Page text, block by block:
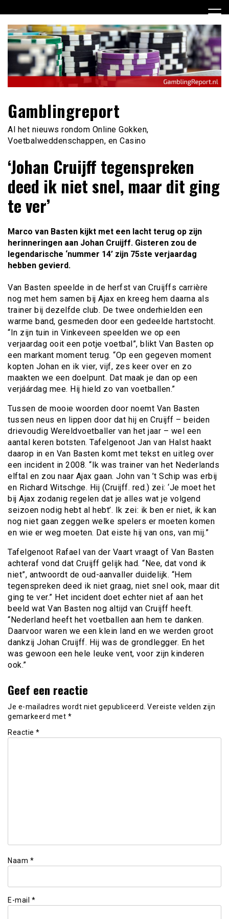
naar
inhoud
Gamblingreport
Al het nieuws rondom Online Gokken,
Voetbalweddenschappen, en Casino
‘Johan Cruijff tegenspreken
deed ik niet snel, maar dit ging
te ver’
Marco van Basten kijkt met een lacht terug op zijn
herinneringen aan Johan Cruijff. Gisteren zou de
legendarische ‘nummer 14’ zijn 75ste verjaardag
hebben gevierd.
Van Basten speelde in de herfst van Cruijffs carrière
nog met hem samen bij Ajax en kreeg hem daarna als
trainer bij dezelfde club. De twee onderhielden een
warme band, gesmeden door een gedeelde hartstocht.
“In zijn tuin in Vinkeveen speelden we op een
verjaardag ooit een potje voetbal”, blikt Van Basten op
een markant moment terug. “Op een gegeven moment
kopten Johan en ik vier, vijf, zes keer over en zo
maakten we een doelpunt. Dat maak je dan op een
verjáárdag mee. Hij hield zo van voetballen.”
Tussen de mooie woorden door noemt Van Basten
tussen neus en lippen door dat hij en Cruijff – beiden
drievoudig Wereldvoetballer van het jaar – wel een
aantal keren botsten. Tafelgenoot Jan van Halst haakt
daarop in en Van Basten komt met tekst en uitleg over
een incident in 2008. “Ik was trainer van het Nederlands
elftal en zou naar Ajax gaan. John van ’t Schip was erbij
en Richard Witschge. Hij (Cruijff. red.) zei: ‘Je moet het
bij Ajax zodanig regelen dat je alles wat je volgend
seizoen nodig hebt al hebt’. Ik zei: ik ben er niet, ik kan
nog niet gaan zeggen welke spelers er moeten komen
en wie er weg moeten. Dat eiste hij van ons, van mij.”
Tafelgenoot Rafael van der Vaart vraagt of Van Basten
achteraf vond dat Cruijff gelijk had. “Nee, dat vond ik
niet”, antwoordt de oud-aanvaller duidelijk. “Hem
tegenspreken deed ik niet graag, niet snel ook, maar dit
ging te ver.” Het incident doet echter niet af aan het
beeld wat Van Basten nog altijd van Cruijff heeft.
“Nederland heeft het voetballen aan hem te danken.
Daarvoor waren we een klein land en we werden groot
dankzij Johan Cruijff. Hij was de grondlegger. En het
was gewoon een hele leuke vent, voor zijn kinderen
ook.”
Geef een reactie
Je e-mailadres wordt niet gepubliceerd. Vereiste velden zijn
gemarkeerd met *
Reactie *
Naam *
E-mail *